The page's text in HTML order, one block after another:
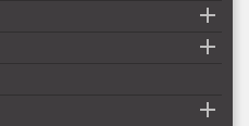


